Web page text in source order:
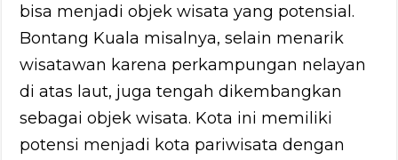
bisa menjadi objek wisata yang potensial.
Bontang Kuala misalnya, selain menarik
wisatawan karena perkampungan nelayan
di atas laut, juga tengah dikembangkan
sebagai objek wisata. Kota ini memiliki
potensi menjadi kota pariwisata dengan